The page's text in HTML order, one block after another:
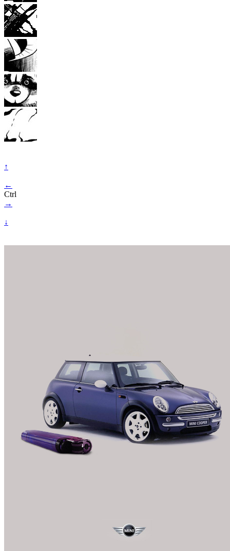
↑
←
Ctrl
→
↓